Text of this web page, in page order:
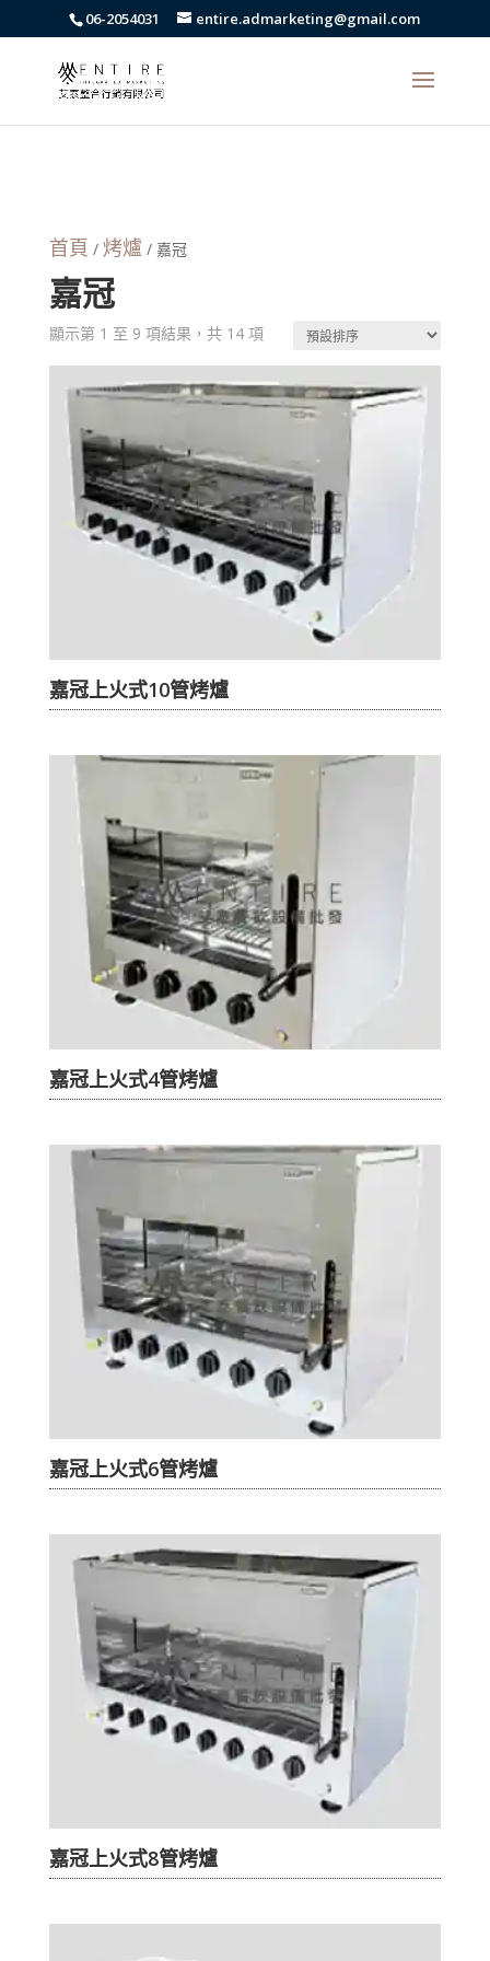
body{font-family: arial,"Microsoft JhengHei","微軟正黑體",sans-serif
!important;}
06-2054031 entire.admarketing@gmail.com
首頁 / 烤爐 / 嘉冠
嘉冠
顯示第 1 至 9 項結果，共 14 項
嘉冠上火式10管烤爐
嘉冠上火式4管烤爐
嘉冠上火式6管烤爐
嘉冠上火式8管烤爐